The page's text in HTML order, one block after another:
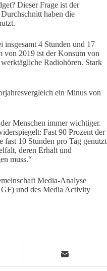
Dieser Frage ist der
haben die
4 Stunden und 17
von 2019 ist der Konsum von
Radiohören. Stark
ein Minus von
Menschen immer wichtiger.
Fast 90 Prozent der
10 Stunden pro Tag genutzt
deren Erhalt und
muss.“
Media-Analyse
und des Media Activity